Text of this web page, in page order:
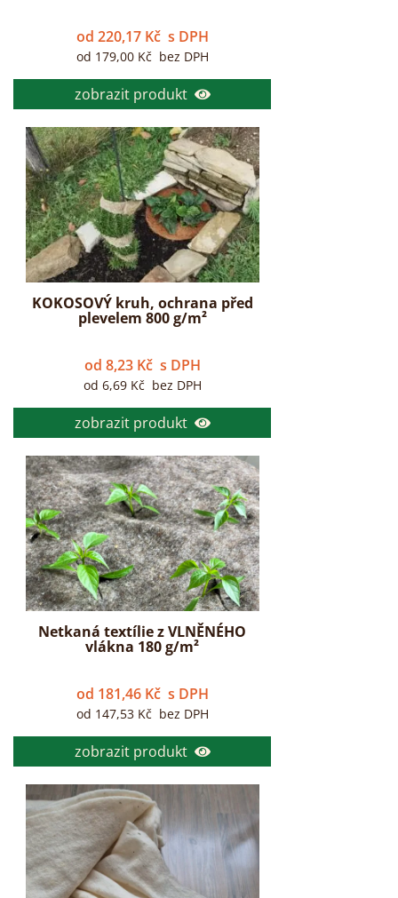
od 220,17 Kč s DPH
od 179,00 Kč bez DPH
zobrazit produkt
KOKOSOVÝ kruh, ochrana před
plevelem 800 g/m²
od 8,23 Kč s DPH
od 6,69 Kč bez DPH
zobrazit produkt
Netkaná textílie z VLNĚNÉHO
vlákna 180 g/m²
od 181,46 Kč s DPH
od 147,53 Kč bez DPH
zobrazit produkt